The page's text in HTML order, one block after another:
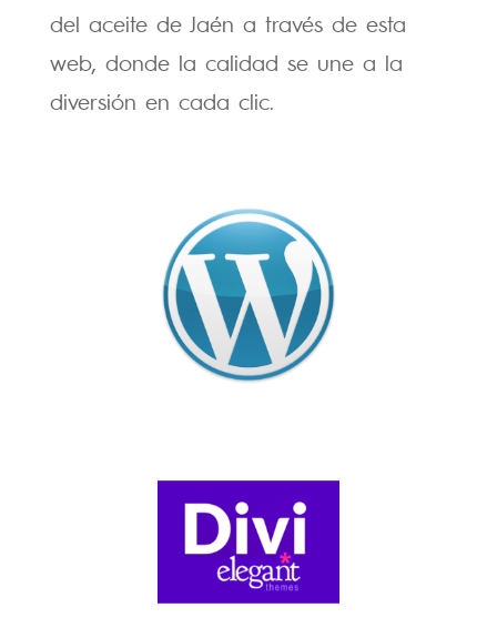
del aceite de Jaén a través de esta
web, donde la calidad se une a la
diversión en cada clic.